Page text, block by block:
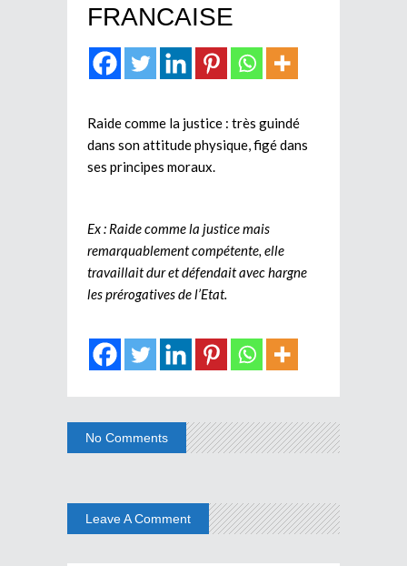
FRANCAISE
Raide comme la justice : très guindé
dans son attitude physique, figé dans
ses principes moraux.
Ex : Raide comme la justicemais
remarquablement compétente, elle
travaillait dur et défendait avec hargne
les prérogatives de l’Etat.
No Comments
Leave A Comment